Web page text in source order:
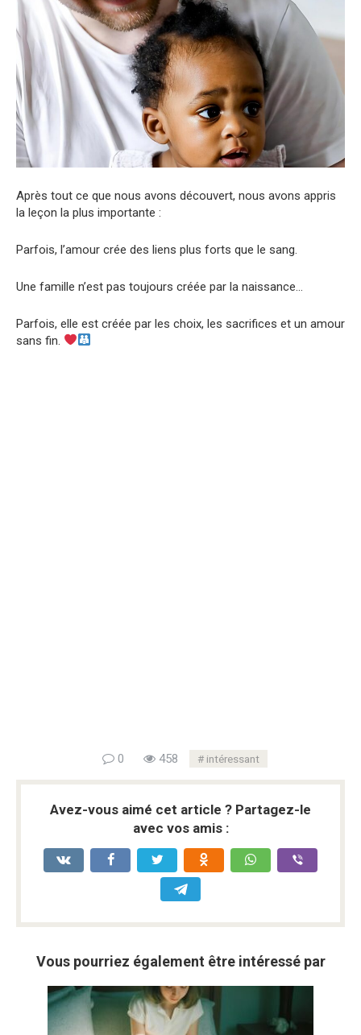
Après tout ce que nous avons découvert, nous avons appris
la leçon la plus importante :
Parfois, l’amour crée des liens plus forts que le sang.
Une famille n’est pas toujours créée par la naissance…
Parfois, elle est créée par les choix, les sacrifices et un amour
sans fin.
0 458 intéressant
Avez-vous aimé cet article ? Partagez-le
avec vos amis :
Vous pourriez également être intéressé par